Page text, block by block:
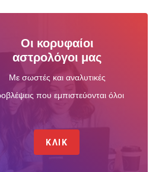
Οι κορυφαίοι
αστρολόγοι μας
Με σωστές και αναλυτικές
που εμπιστεύονται όλοι
ΚΛΙΚ